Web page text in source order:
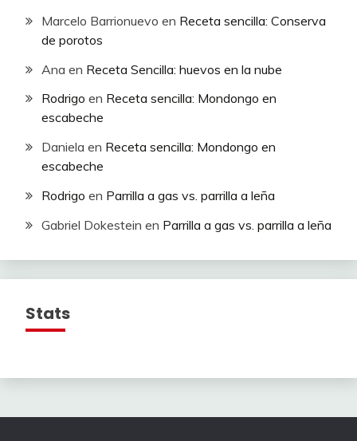
Marcelo Barrionuevo en Receta sencilla: Conserva
de porotos
Ana en Receta Sencilla: huevos en la nube
Rodrigo en Receta sencilla: Mondongo en
escabeche
Daniela en Receta sencilla: Mondongo en
escabeche
Rodrigo en Parrilla a gas vs. parrilla a leña
Gabriel Dokestein en Parrilla a gas vs. parrilla a leña
Stats